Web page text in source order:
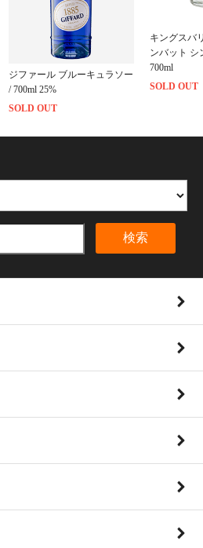
ジファール ブルーキュラソー
/ 700ml 25%
SOLD OUT
キングスバ
ンバット シ
700ml
SOLD OUT
検索